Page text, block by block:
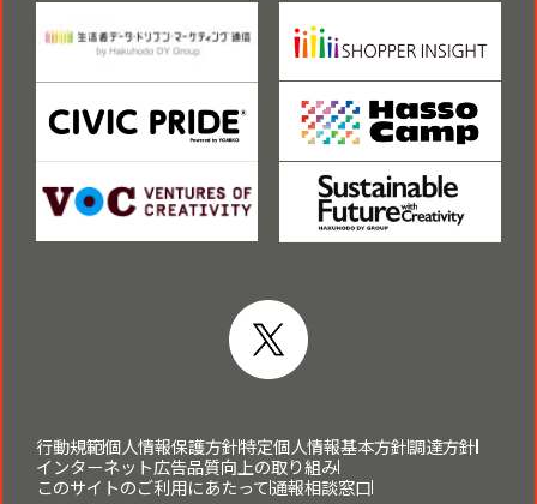
行動規範個人情報保護方針特定個人情報基本方針調達方針
インターネット広告品質向上の取り組み
このサイトのご利用にあたって通報相談窓口